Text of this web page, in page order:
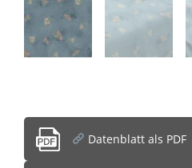
Datenblatt als PDF